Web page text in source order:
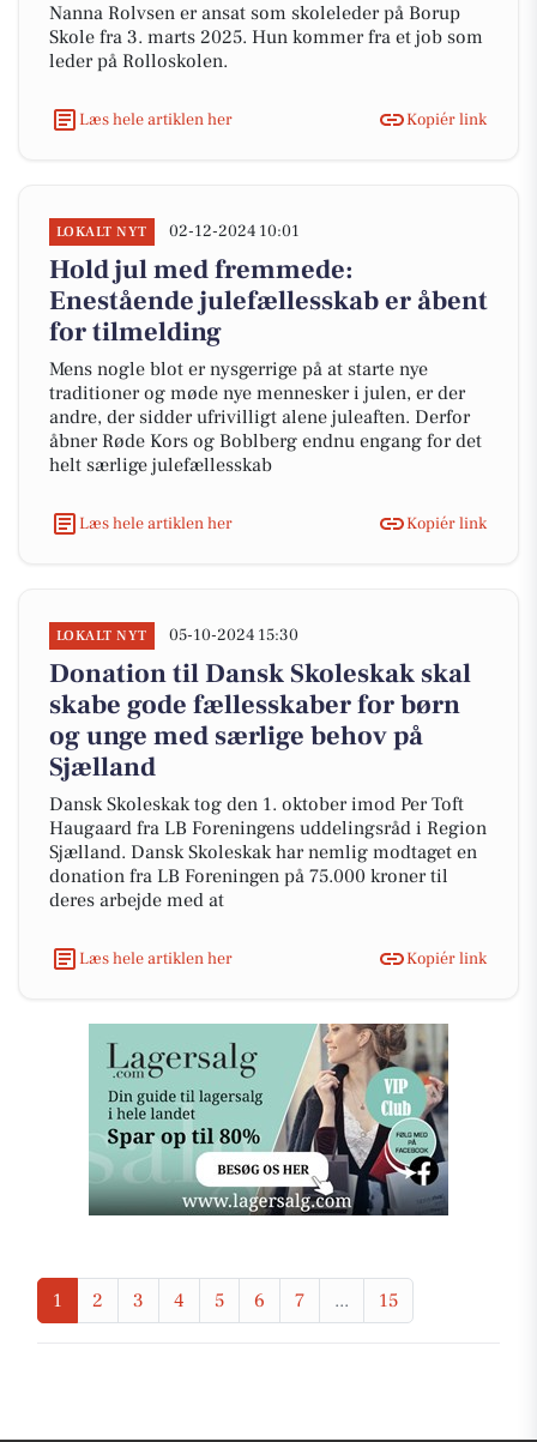
Nanna Rolvsen er ansat som skoleleder på Borup
Skole fra 3. marts 2025. Hun kommer fra et job som
leder på Rolloskolen.
Læs hele artiklen her Kopiér link
LOKALT NYT 02-12-2024 10:01
Hold jul med fremmede:
Enestående julefællesskab er åbent
for tilmelding
Mens nogle blot er nysgerrige på at starte nye
traditioner og møde nye mennesker i julen, er der
andre, der sidder ufrivilligt alene juleaften. Derfor
åbner Røde Kors og Boblberg endnu engang for det
helt særlige julefællesskab
Læs hele artiklen her Kopiér link
LOKALT NYT 05-10-2024 15:30
Donation til Dansk Skoleskak skal
skabe gode fællesskaber for børn
og unge med særlige behov på
Sjælland
Dansk Skoleskak tog den 1. oktober imod Per Toft
Haugaard fra LB Foreningens uddelingsråd i Region
Sjælland. Dansk Skoleskak har nemlig modtaget en
donation fra LB Foreningen på 75.000 kroner til
deres arbejde med at
Læs hele artiklen her Kopiér link
1 2 3 4 5 6 7 ... 15